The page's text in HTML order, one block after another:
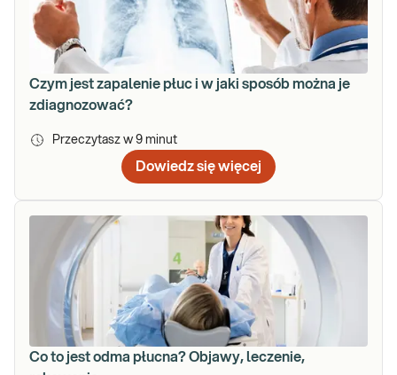
Czym jest zapalenie płuc i w jaki sposób można je
zdiagnozować?
Przeczytasz w 9 minut
Dowiedz się więcej
Co to jest odma płucna? Objawy, leczenie,